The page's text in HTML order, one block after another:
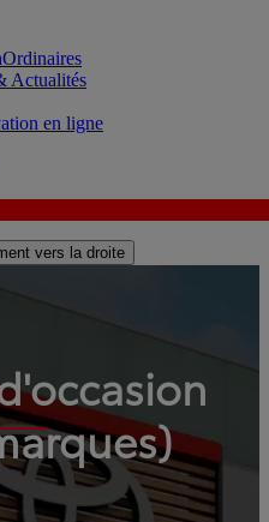
Actualités
en ligne
vers la droite